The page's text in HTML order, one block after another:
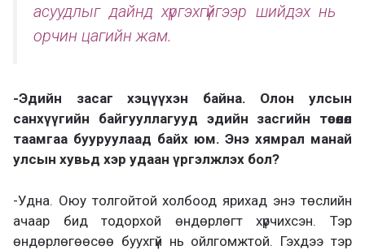
асуудлыг дайнд хүргэхгүйгээр шийдэх нь
орчин цагийн жам.
-Эдийн засаг хэцүүхэн байна. Олон улсын
санхүүгийн байгууллагууд эдийн засгийн төсөөлөл
таамгаа бууруулаад байх юм. Энэ хямрал манай
улсын хувьд хэр удаан үргэлжлэх бол?
-Удна. Оюу толгойтой холбоод ярихад энэ төслийн
ачаар бид тодорхой өндөрлөгт хүрчихсэн. Тэр
өндөрлөгөөсөө буухгүй нь ойлгомжтой. Гэхдээ тэр